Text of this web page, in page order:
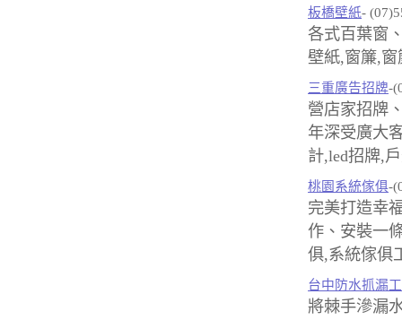
板橋壁紙-
各式百葉窗
壁紙,窗簾,
三重廣告招牌-
營店家招牌
年深受廣大
計,led招牌,
桃園系統傢俱-
完美打造幸
作、安裝一
俱,系統傢俱
台中防水抓漏
將棘手滲漏